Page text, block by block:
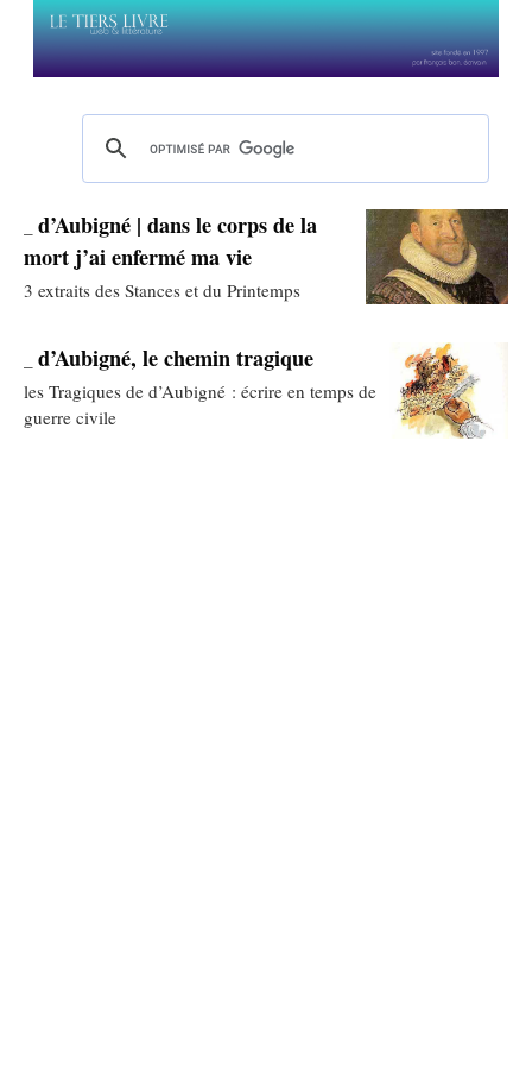
d’Aubigné | dans le corps de la
mort j’ai enfermé ma vie
3 extraits des Stances et du Printemps
d’Aubigné, le chemin tragique
les Tragiques de d’Aubigné : écrire en temps de
guerre civile